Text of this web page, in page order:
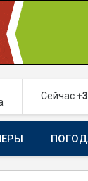
Сейчас